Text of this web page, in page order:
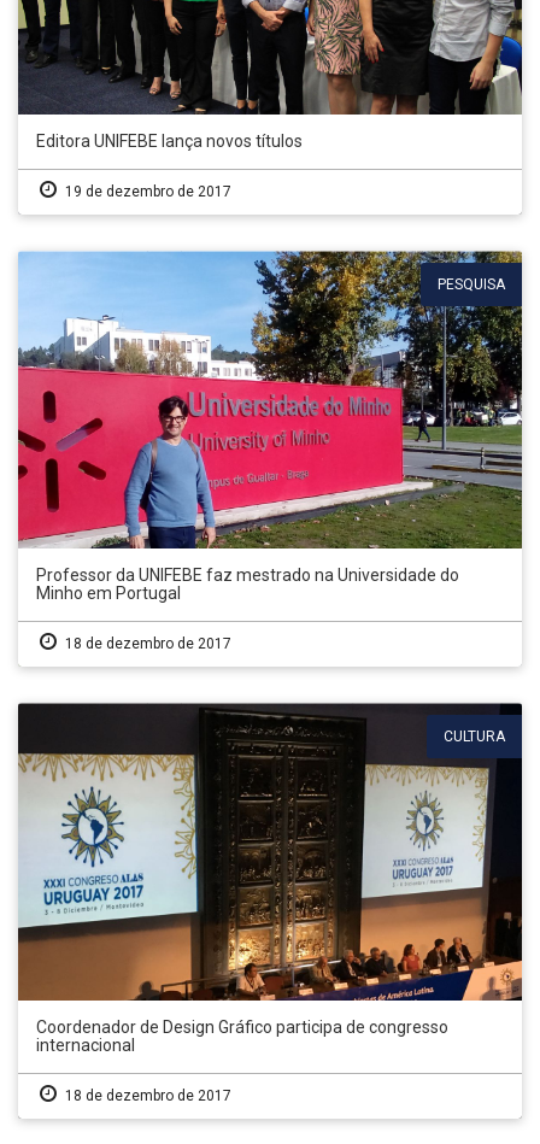
Editora UNIFEBE lança novos títulos
19 de dezembro de 2017
PESQUISA
Professor da UNIFEBE faz mestrado na Universidade do
Minho em Portugal
18 de dezembro de 2017
CULTURA
Coordenador de Design Gráfico participa de congresso
internacional
18 de dezembro de 2017